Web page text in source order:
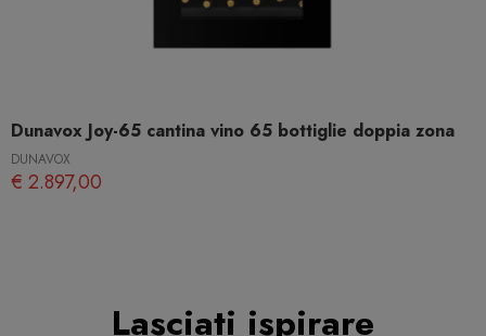
Dunavox Joy-65 cantina vino 65 bottiglie doppia zona
DUNAVOX
€ 2.897,00
Lasciati ispirare